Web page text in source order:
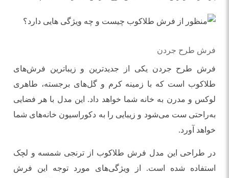
فرش طرح جردن
فرش طرح جردن یکی از جدیدترین و زیباترین فرش‌های
طلاکوب است که با زمینه کرم و گل‌های برجسته، طاهری
لوکس و مدرن به خانه شما خواهد داد. این مدل با هر فضایی
به‌راحتی ست می‌شود و زیبایی را به دکوراسیون خانه‌های شما
خواهد آورد.
در طراحی این مدل فرش طلاکوب از ترنجی شمسه و لچک
استفاده شده است. از ویژگی‌های مورد توجه این فرش